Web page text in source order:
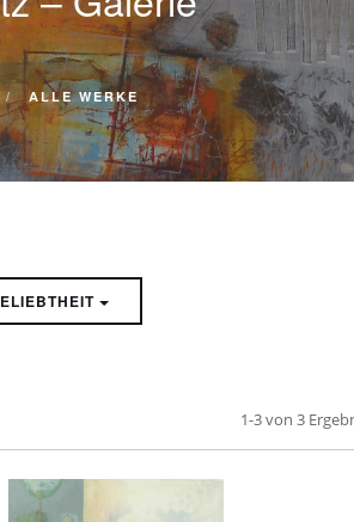
ALLE WERKE
BELIEBTHEIT
1-3 von 3